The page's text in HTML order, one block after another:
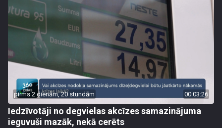
pirms 2 dienām, 20 stundām 00:03:26
Iedzīvotāji no degvielas akcīzes samazinājuma
ieguvuši mazāk, nekā cerēts